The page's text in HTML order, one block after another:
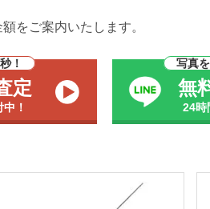
をご案内いたします。
！
定
！
写真
無
24時